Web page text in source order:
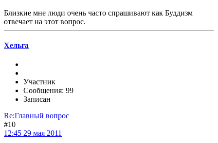
Близкие мне люди очень часто спрашивают как Буддизм
отвечает на этот вопрос.
Хельга
Участник
Сообщения: 99
Записан
Re:Главный вопрос
#10
12:45 29 мая 2011